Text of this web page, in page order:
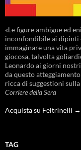
«Le figure ambigue ed
inconfondibile ai dipinti
immaginare una vita
giocosa, talvolta
Leonardo ai giorni
da questo
ricca di suggestioni
Corriere della Sera
Acquista su Feltrinelli →
TAG